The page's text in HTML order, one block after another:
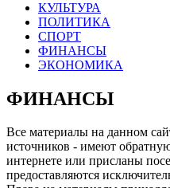
КУЛЬТУРА
ПОЛИТИКА
СПОРТ
ФИНАНСЫ
ЭКОНОМИКА
ФИНАНСЫ
Все материалы на данном
источников - имеют
интернете или присланы
предоставляются